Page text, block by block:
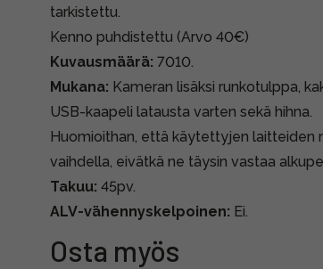
tarkistettu.
Kenno puhdistettu (Arvo 40€)
Kuvausmäärä: 7010.
Mukana: Kameran lisäksi runkotulppa,
USB-kaapeli latausta varten sekä hihna.
Huomioithan, että käytettyjen laitteiden
vaihdella, eivätkä ne täysin vastaa
Takuu: 45pv.
ALV-vähennyskelpoinen: Ei.
Osta myös